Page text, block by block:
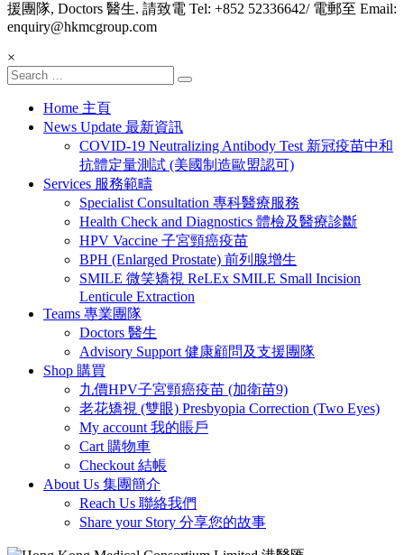
援團隊, Doctors 醫生. 請致電 Tel: +852 52336642/ 電郵至 Email:
enquiry@hkmcgroup.com
×
Home 主頁
News Update 最新資訊
COVID-19 Neutralizing Antibody Test 新冠疫苗中和
抗體定量測試 (美國制造歐盟認可)
Services 服務範疇
Specialist Consultation 專科醫療服務
Health Check and Diagnostics 體檢及醫療診斷
HPV Vaccine 子宮頸癌疫苗
BPH (Enlarged Prostate) 前列腺增生
SMILE 微笑矯視 ReLEx SMILE Small Incision
Lenticule Extraction
Teams 專業團隊
Doctors 醫生
Advisory Support 健康顧問及支援團隊
Shop 購買
九價HPV子宮頸癌疫苗 (加衛苗9)
老花矯視 (雙眼) Presbyopia Correction (Two Eyes)
My account 我的賬戶
Cart 購物車
Checkout 結帳
About Us 集團簡介
Reach Us 聯絡我們
Share your Story 分享您的故事